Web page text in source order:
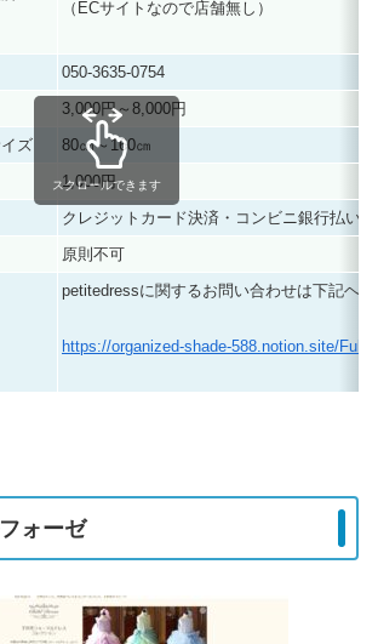
（ECサイトなので店舗無し）
050-3635-0754
3,000円～8,000円
ズ
80㎝～160㎝
1,000円
クレジットカード決済・コンビニ銀行払い
原則不可
petitedressに関するお問い合わせは下記ヘ
https://organized-shade-588.notion.site/
スクロールできます
ォーゼ